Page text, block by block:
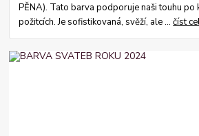
PĚNA). Tato barva podporuje naši touhu po
požitcích. Je sofistikovaná, svěží, ale ...číst